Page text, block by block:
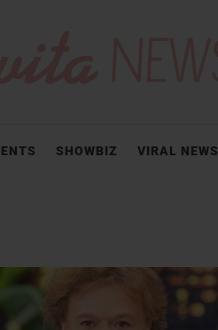
SHOWBIZ VIRAL NEWS